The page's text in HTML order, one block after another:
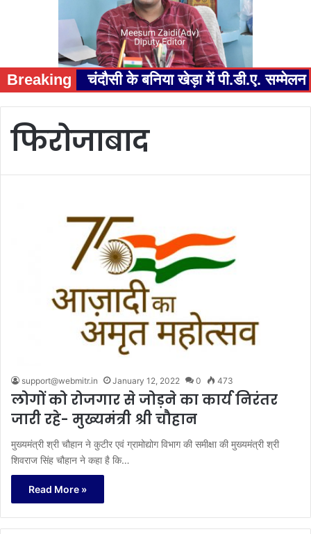
Breaking चंदौसी के बनिया खेड़ा में पी.डी.ए.
फिरोजाबाद
support@webmitr.in January 12, 2022 0 473
लोगों को रोजगार से जोड़ने का कार्य निरंतर
जारी रहे- मुख्यमंत्री श्री चौहान
मुख्यमंत्री श्री चौहान ने कुटीर एवं ग्रामोद्योग विभाग की समीक्षा की मुख्यमंत्री श्री
शिवराज सिंह चौहान ने कहा है कि…
Read More »